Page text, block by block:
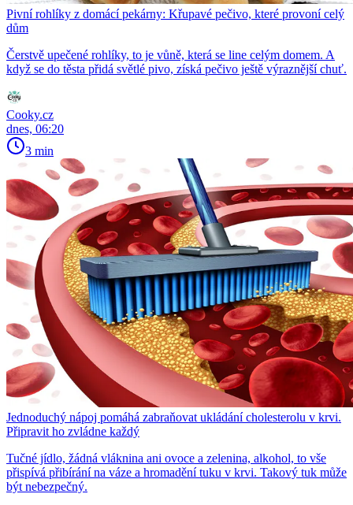
Pivní rohlíky z domácí pekárny: Křupavé pečivo, které provoní celý
dům
Čerstvě upečené rohlíky, to je vůně, která se line celým domem. A
když se do těsta přidá světlé pivo, získá pečivo ještě výraznější chuť.
Cooky.cz
dnes, 06:20
3 min
Jednoduchý nápoj pomáhá zabraňovat ukládání cholesterolu v krvi.
Připravit ho zvládne každý
Tučné jídlo, žádná vláknina ani ovoce a zelenina, alkohol, to vše
přispívá přibírání na váze a hromadění tuku v krvi. Takový tuk může
být nebezpečný.